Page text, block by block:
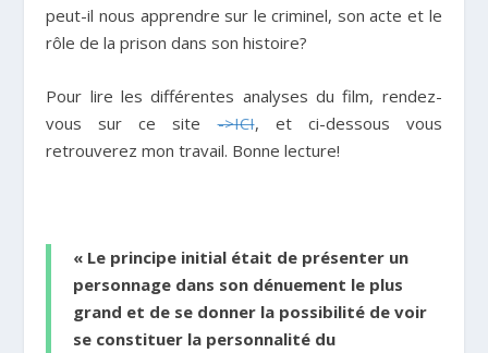
peut-il nous apprendre sur le criminel, son acte et le
rôle de la prison dans son histoire?
Pour lire les différentes analyses du film, rendez-
vous sur ce site->ICI, et ci-dessous vous
retrouverez mon travail. Bonne lecture!
« Le principe initial était de présenter un
personnage dans son dénuement le plus
grand et de se donner la possibilité de voir
se constituer la personnalité du